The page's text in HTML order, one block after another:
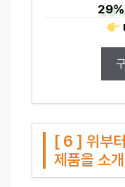
29%
[ 6 ] 위부
제품을 소